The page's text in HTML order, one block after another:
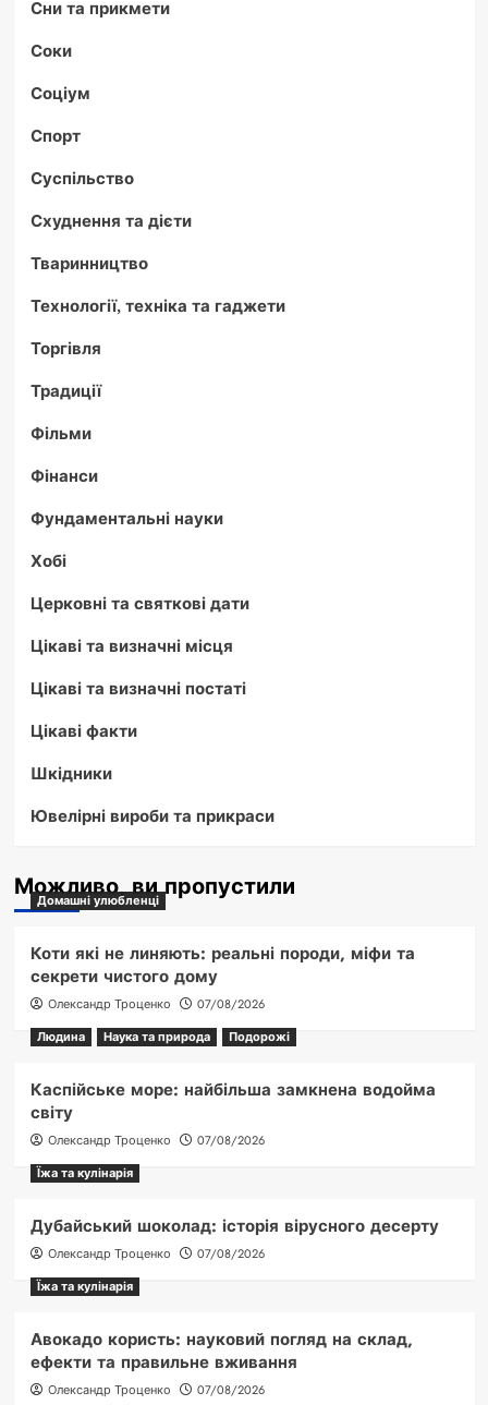
Сни та прикмети
Соки
Соціум
Спорт
Суспільство
Схуднення та дієти
Тваринництво
Технології, техніка та гаджети
Торгівля
Традиції
Фільми
Фінанси
Фундаментальні науки
Хобі
Церковні та святкові дати
Цікаві та визначні місця
Цікаві та визначні постаті
Цікаві факти
Шкідники
Ювелірні вироби та прикраси
Можливо, ви пропустили
Домашні улюбленці
Коти які не линяють: реальні породи, міфи та
секрети чистого дому
Олександр Троценко
07/08/2026
Людина
Наука та природа Подорожі
Каспійське море: найбільша замкнена водойма
світу
Олександр Троценко
07/08/2026
Їжа та кулінарія
Дубайський шоколад: історія вірусного десерту
Олександр Троценко
07/08/2026
Їжа та кулінарія
Авокадо користь: науковий погляд на склад,
ефекти та правильне вживання
Олександр Троценко 07/08/2026